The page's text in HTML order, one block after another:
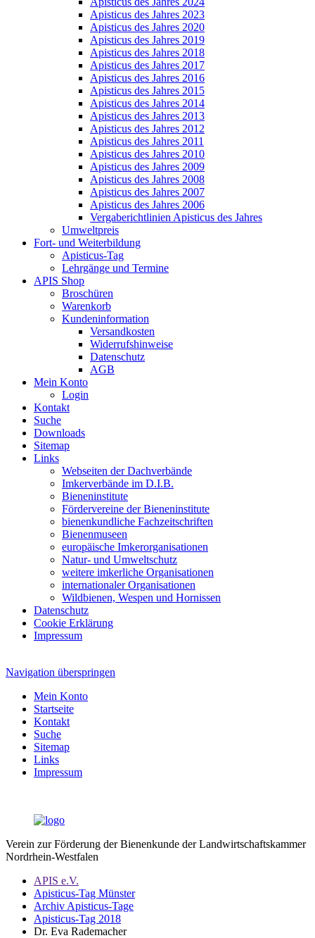
Apisticus des Jahres 2023
Apisticus des Jahres 2020
Apisticus des Jahres 2019
Apisticus des Jahres 2018
Apisticus des Jahres 2017
Apisticus des Jahres 2016
Apisticus des Jahres 2015
Apisticus des Jahres 2014
Apisticus des Jahres 2013
Apisticus des Jahres 2012
Apisticus des Jahres 2011
Apisticus des Jahres 2010
Apisticus des Jahres 2009
Apisticus des Jahres 2008
Apisticus des Jahres 2007
Apisticus des Jahres 2006
Vergaberichtlinien Apisticus des Jahres
Umweltpreis
Fort- und Weiterbildung
Apisticus-Tag
Lehrgänge und Termine
APIS Shop
Broschüren
Warenkorb
Kundeninformation
Versandkosten
Widerrufshinweise
Datenschutz
AGB
Mein Konto
Login
Kontakt
Suche
Downloads
Sitemap
Links
Webseiten der Dachverbände
Imkerverbände im D.I.B.
Bieneninstitute
Fördervereine der Bieneninstitute
bienenkundliche Fachzeitschriften
Bienenmuseen
europäische Imkerorganisationen
Natur- und Umweltschutz
weitere imkerliche Organisationen
internationaler Organisationen
Wildbienen, Wespen und Hornissen
Datenschutz
Cookie Erklärung
Impressum
Navigation überspringen
Mein Konto
Startseite
Kontakt
Suche
Sitemap
Links
Impressum
Verein zur Förderung der Bienenkunde der Landwirtschaftskammer
Nordrhein-Westfalen
APIS e.V.
Apisticus-Tag Münster
Archiv Apisticus-Tage
Apisticus-Tag 2018
Dr. Eva Rademacher